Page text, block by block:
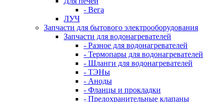
- Вега
ЛУЧ
Запчасти для бытового электрооборудования
Запчасти для водонагревателей
- Разное для водонагревателей
- Термопары для водонагревателей
- Шланги для водонагревателей
- ТЭНы
- Аноды
- Фланцы и прокладки
- Предохранительные клапаны